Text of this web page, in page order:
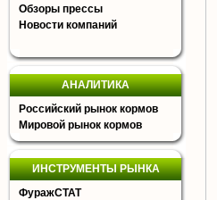
Обзоры прессы
Новости компаний
АНАЛИТИКА
Российский рынок кормов
Мировой рынок кормов
ИНСТРУМЕНТЫ РЫНКА
ФуражСТАТ